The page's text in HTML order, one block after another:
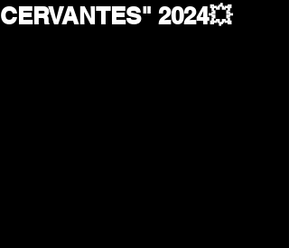
CERVANTES" 2024💥